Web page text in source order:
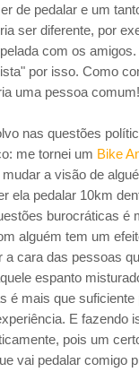
de pedalar e um
ser diferente, por
com os
por isso. Como
uma pessoa comum!
nas questões
me tornei um Bike
a visão de
ela pedalar 10km
burocráticas é
alguém tem um
a cara das pessoas
espanto
é mais que suficiente
E fazendo
pois um
vai pedalar comigo